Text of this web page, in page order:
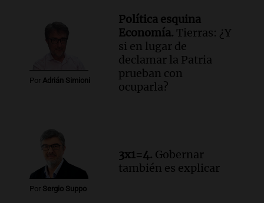
Manifestación en Rosario contra
la ley de Propiedad Privada debatida en
el Senado.
Viva la Radio Rosario
Episodios
Luis Juez cuestionó la polémica
Informados al regreso
Episodios
Por Adrián Simioni
Política esquina
Economía. Tierras: ¿Y
si en lugar de
declamar la Patria
prueban con
ocuparla?
Por Sergio Suppo
3x1=4. Gobernar
también es explicar